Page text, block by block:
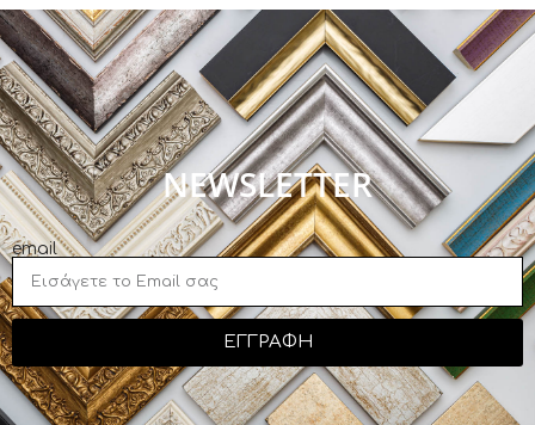
NEWSLETTER
email
ΕΓΓΡΑΦΗ